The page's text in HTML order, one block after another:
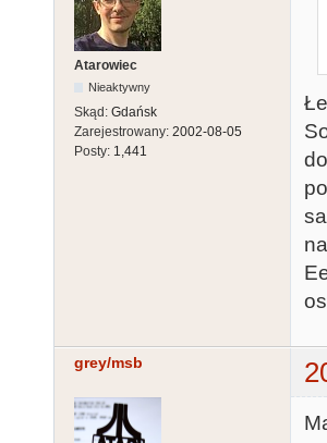
Atarowiec
Nieaktywny
Skąd: Gdańsk
Zarejestrowany: 2002-08-05
Posty: 1,441
grey/msb